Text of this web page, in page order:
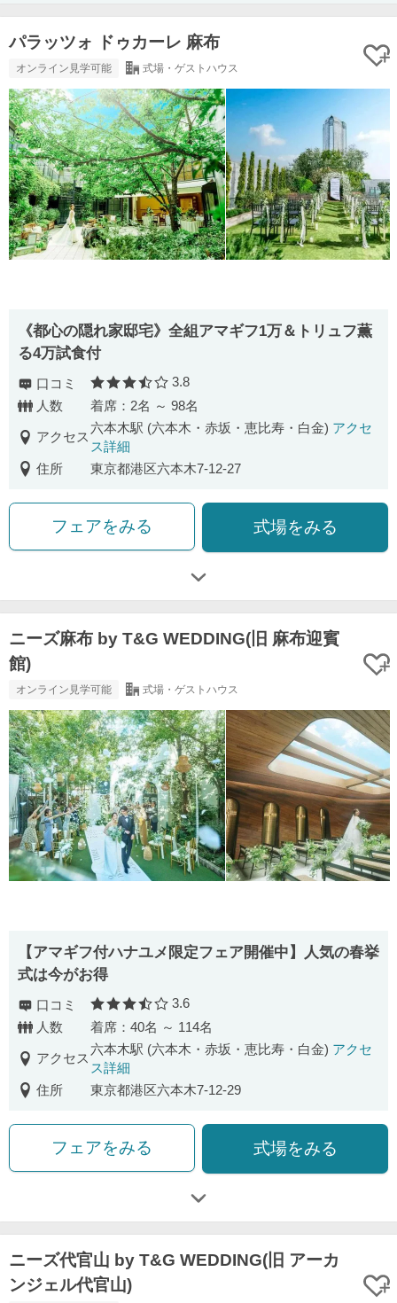
パラッツォ ドゥカーレ 麻布
オンライン見学可能 式場・ゲストハウス
《都心の隠れ家邸宅》全組アマギフ1万＆トリュフ薫
る4万試食付
口コミ 口コミ評価
3.8
人数
着席：2名 ～ 98名
アクセス
六本木駅 (六本木・赤坂・恵比寿・白金) アクセ
ス詳細
住所
東京都港区六本木7-12-27
フェアをみる 式場をみる
ニーズ麻布 by T&G WEDDING(旧 麻布迎賓
館)
オンライン見学可能 式場・ゲストハウス
【アマギフ付ハナユメ限定フェア開催中】人気の春挙
式は今がお得
口コミ 口コミ評価
3.6
人数
着席：40名 ～ 114名
アクセス
六本木駅 (六本木・赤坂・恵比寿・白金) アクセ
ス詳細
住所
東京都港区六本木7-12-29
フェアをみる 式場をみる
ニーズ代官山 by T&G WEDDING(旧 アーカ
ンジェル代官山)